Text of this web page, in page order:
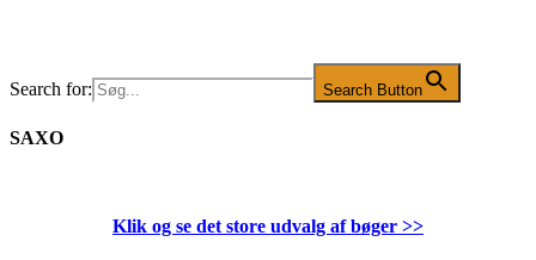
Search for: Search Button
SAXO
Klik og se det store udvalg af bøger >>